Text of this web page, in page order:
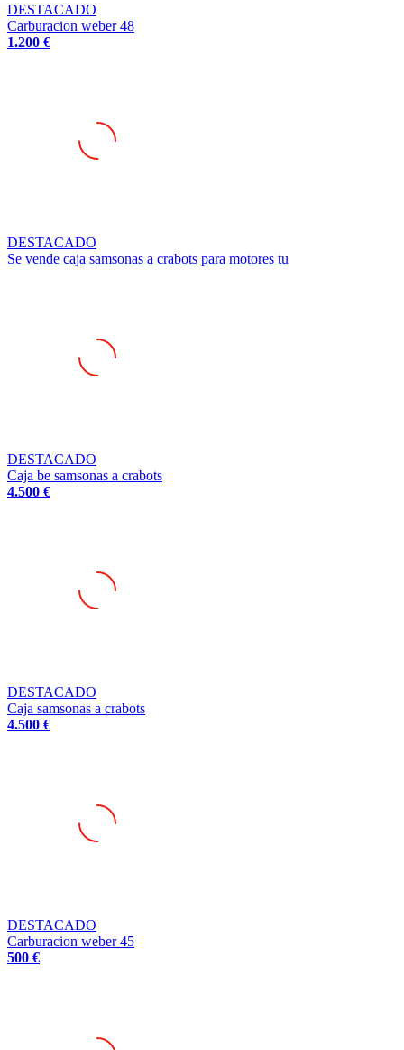
DESTACADO
Carburacion weber 48
1.200 €
DESTACADO
Se vende caja samsonas a crabots para motores tu
DESTACADO
Caja be samsonas a crabots
4.500 €
DESTACADO
Caja samsonas a crabots
4.500 €
DESTACADO
Carburacion weber 45
500 €